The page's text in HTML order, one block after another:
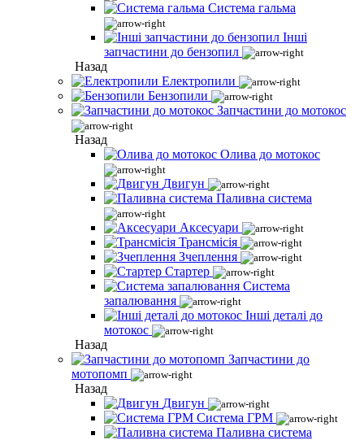
Система гальма
Інші
запчастини до бензопил
Назад
Електропили
Бензопили
Запчастини до мотокос
Назад
Олива до мотокос
Двигун
Паливна система
Аксесуари
Трансмісія
Зчеплення
Стартер
Система
запалювання
Інші деталі до
мотокос
Назад
Запчастини до
мотопомп
Назад
Двигун
Система ГРМ
Паливна система